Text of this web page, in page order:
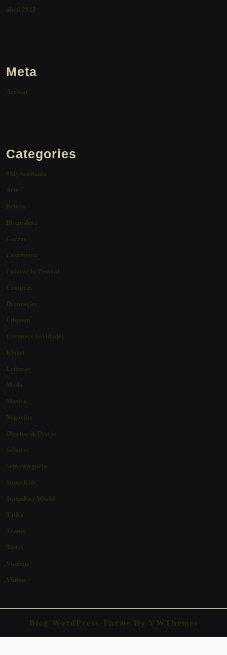
abril 2013
Meta
Acessar
Categories
#MySaoPaulo
Arte
Beleza
Blogosfera
Carros
Casamento
Coloração Pessoal
Compras
Decoração
Etiqueta
Eventos e novidades
Kloset
Leituras
Moda
Música
Negócios
Objetos de Desejo
Sabores
Sem categoria
StatusKids
StatusKor World
TalKs
Tennis
Todos
Viagens
Vinhos
Blog WordPress Theme By VWThemes